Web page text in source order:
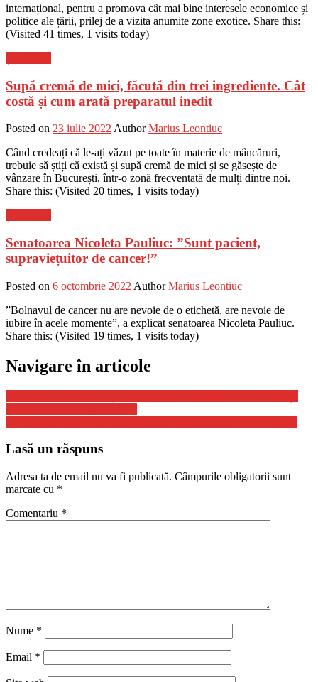
internațional, pentru a promova cât mai bine interesele economice și
politice ale țării, prilej de a vizita anumite zone exotice. Share this:
(Visited 41 times, 1 visits today)
Supă cremă de mici, făcută din trei ingrediente. Cât
costă și cum arată preparatul inedit
Posted on 23 iulie 2022Author Marius Leontiuc
Când credeați că le-ați văzut pe toate în materie de mâncăruri,
trebuie să știți că există și supă cremă de mici și se găsește de
vânzare în București, într-o zonă frecventată de mulți dintre noi.
Share this: (Visited 20 times, 1 visits today)
Senatoarea Nicoleta Pauliuc: ”Sunt pacient,
supraviețuitor de cancer!”
Posted on 6 octombrie 2022 Author Marius Leontiuc
”Bolnavul de cancer nu are nevoie de o etichetă, are nevoie de
iubire în acele momente”, a explicat senatoarea Nicoleta Pauliuc.
Share this: (Visited 19 times, 1 visits today)
Navigare în articole
Lasă un răspuns
Adresa ta de email nu va fi publicată. Câmpurile obligatorii sunt
marcate cu *
Comentariu *
Nume *
Email *